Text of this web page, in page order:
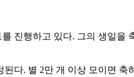
진행하고 있다. 그의 생일을
다. 별 2만 개 이상 모이면 축